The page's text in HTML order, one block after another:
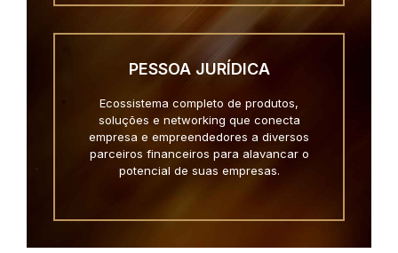
PESSOA JURÍDICA
Ecossistema completo de produtos,
soluções e networking que conecta
empresa e empreendedores a diversos
parceiros financeiros para alavancar o
potencial de suas empresas.